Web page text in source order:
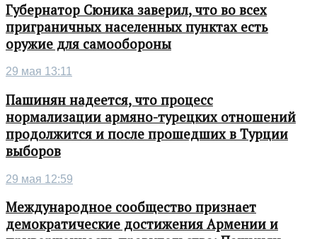
Губернатор Сюника заверил, что во всех
приграничных населенных пунктах есть
оружие для самообороны
29 мая 13:11
Пашинян надеется, что процесс
нормализации армяно-турецких отношений
продолжится и после прошедших в Турции
выборов
29 мая 12:59
Международное сообщество признает
демократические достижения Армении и